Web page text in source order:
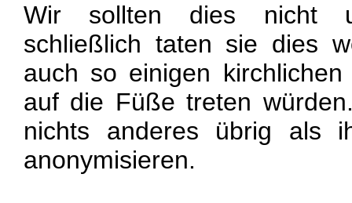
Wir sollten dies nicht
schließlich taten sie dies
auch so einigen
auf die Füße treten
nichts anderes übrig als
anonymisieren.